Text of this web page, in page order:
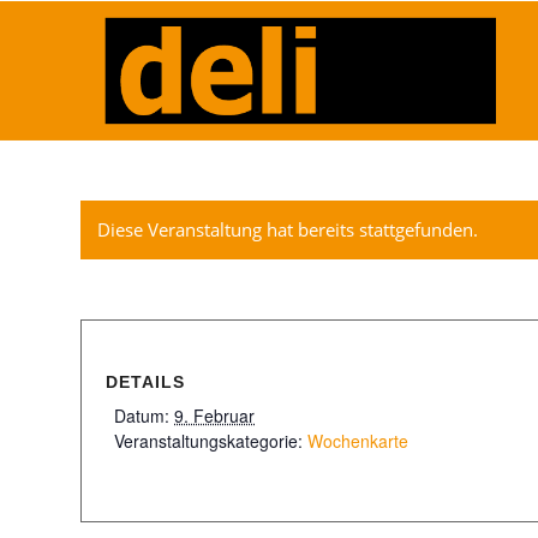
Diese Veranstaltung hat bereits stattgefunden.
DETAILS
Datum: 9. Februar
Veranstaltungskategorie: Wochenkarte